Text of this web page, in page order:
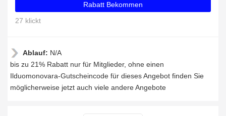
Rabatt Bekommen
27 klickt
Ablauf: N/A
bis zu 21% Rabatt nur für Mitglieder, ohne einen
Ilduomonovara-Gutscheincode für dieses Angebot finden Sie
möglicherweise jetzt auch viele andere Angebote